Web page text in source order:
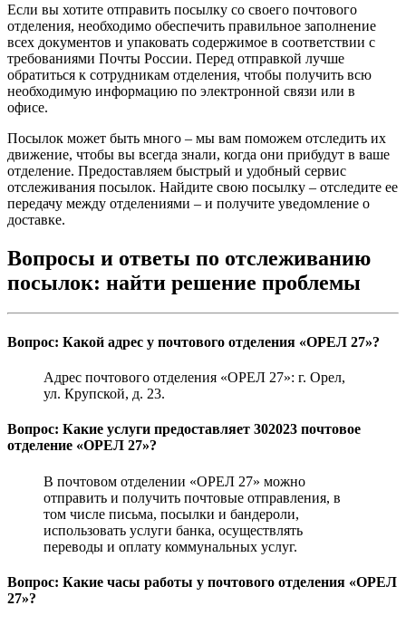
Если вы хотите отправить посылку со своего почтового
отделения, необходимо обеспечить правильное заполнение
всех документов и упаковать содержимое в соответствии с
требованиями Почты России. Перед отправкой лучше
обратиться к сотрудникам отделения, чтобы получить всю
необходимую информацию по электронной связи или в
офисе.
Посылок может быть много – мы вам поможем отследить их
движение, чтобы вы всегда знали, когда они прибудут в ваше
отделение. Предоставляем быстрый и удобный сервис
отслеживания посылок. Найдите свою посылку – отследите ее
передачу между отделениями – и получите уведомление о
доставке.
Вопросы и ответы по отслеживанию
посылок: найти решение проблемы
Вопрос: Какой адрес у почтового отделения «ОРЕЛ 27»?
Адрес почтового отделения «ОРЕЛ 27»: г. Орел,
ул. Крупской, д. 23.
Вопрос: Какие услуги предоставляет 302023 почтовое
отделение «ОРЕЛ 27»?
В почтовом отделении «ОРЕЛ 27» можно
отправить и получить почтовые отправления, в
том числе письма, посылки и бандероли,
использовать услуги банка, осуществлять
переводы и оплату коммунальных услуг.
Вопрос: Какие часы работы у почтового отделения «ОРЕЛ
27»?